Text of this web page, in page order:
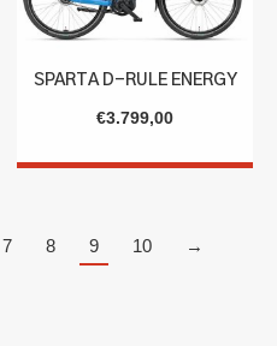
SPARTA D-RULE ENERGY
€3.799,00
7 8 9 10 →